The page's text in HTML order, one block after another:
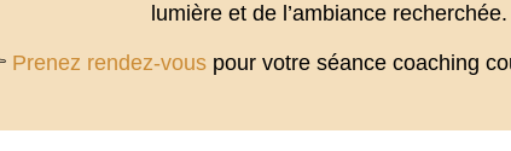
lumière et de l’ambiance recherchée.
Prenez rendez-vouspour votre séance coaching